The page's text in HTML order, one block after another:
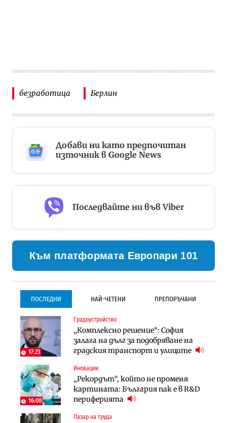
безработица Берлин
Добави ни като предпочитан
източник в Google News
Последвайте ни във Viber
Към платформата Европари 101
ПОСЛЕДНИ НАЙ-ЧЕТЕНИ ПРЕПОРЪЧАНИ
17:23
Градоустройство
„Комплексно решение“: София
залага на дълг за подобряване на
градския транспорт и улиците
16:00
Иновации
„Рекордът“, който не променя
картината: България пак е в R&D
периферията
Пазар на труда
Градоустройство
Столична община избра
изпълнител за преместването на
трамвайното трасе по бул.
Инфраструктура
Проектирането на тунела под
Петрохан ще върви паралелно с
Инфраструктура
Проектирането на тунела под
Петрохан ще върви паралелно с
екологичните оценки
Компании
„Хювефарма“ подписа договор за
придобиване на Euroapi Italy
Финанси